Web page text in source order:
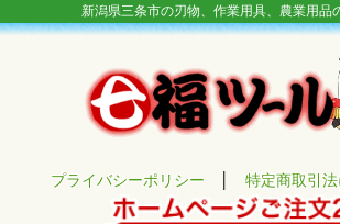
新潟県三条市の刃物、作業用具、農業用品
プライバシーポリシー │特定商取引